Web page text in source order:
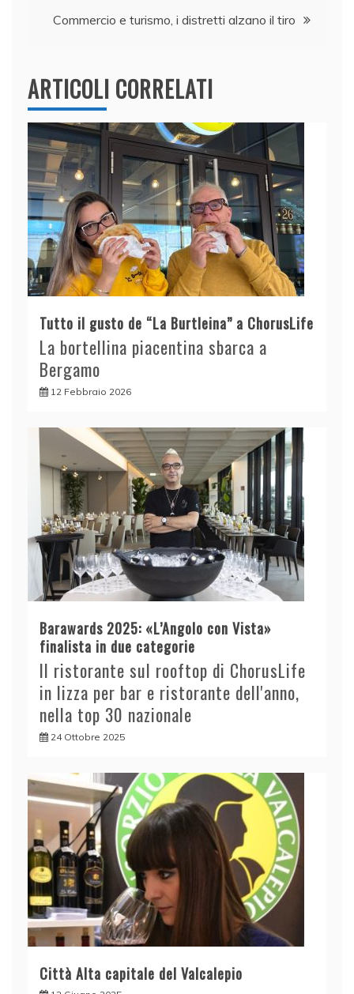
k
Commercio e turismo, i distretti alzano il tiro
ARTICOLI CORRELATI
Tutto il gusto de “La Burtleina” a ChorusLife
La bortellina piacentina sbarca a
Bergamo
12 Febbraio 2026
Barawards 2025: «L’Angolo con Vista»
finalista in due categorie
Il ristorante sul rooftop di ChorusLife
in lizza per bar e ristorante dell'anno,
nella top 30 nazionale
24 Ottobre 2025
Città Alta capitale del Valcalepio